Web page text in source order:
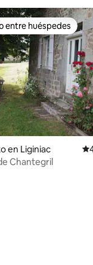
de 5, 221 reseñas
huéspedes
entre huéspedes
en Liginiac
Chantegril